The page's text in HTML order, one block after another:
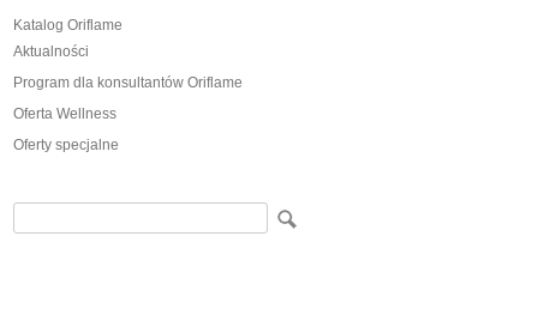
Katalog Oriflame
Aktualności
Program dla konsultantów Oriflame
Oferta Wellness
Oferty specjalne